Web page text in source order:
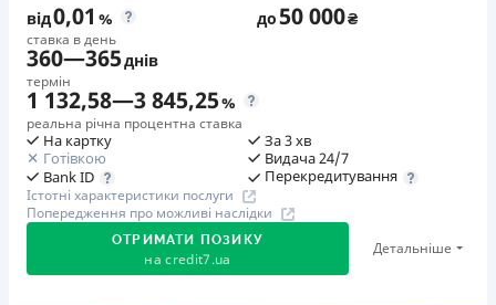
від0,01 %
ставка в день
до50 000₴
360—365днів
термін
1 132,58—3 845,25%
реальна річна процентна ставка
На картку
Готівкою
Bank ID
За 3 хв
Видача 24/7
Перекредитування
Істотні характеристики послуги
Попередження про можливі наслідки
ОТРИМАТИ ПОЗИКУ
на credit7.ua
Детальніше